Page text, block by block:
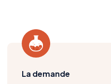
La demande